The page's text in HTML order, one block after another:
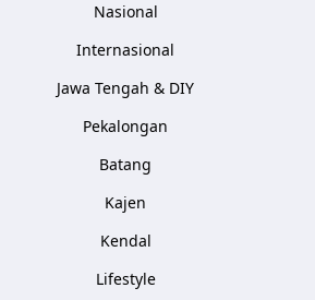
Nasional
Internasional
Jawa Tengah & DIY
Pekalongan
Batang
Kajen
Kendal
Lifestyle